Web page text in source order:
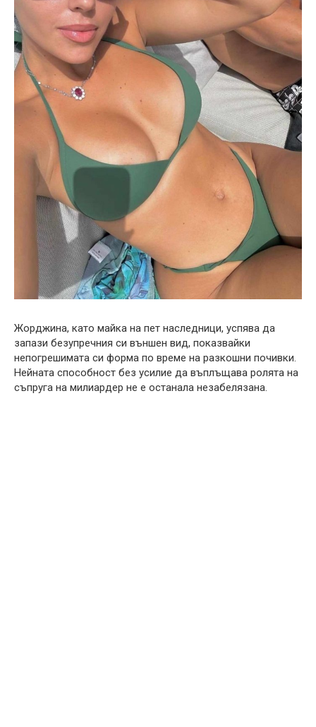
Жорджина, като майка на пет наследници, успява да
запази безупречния си външен вид, показвайки
непогрешимата си форма по време на разкошни почивки.
Нейната способност без усилие да въплъщава ролята на
съпруга на милиардер не е останала незабелязана.